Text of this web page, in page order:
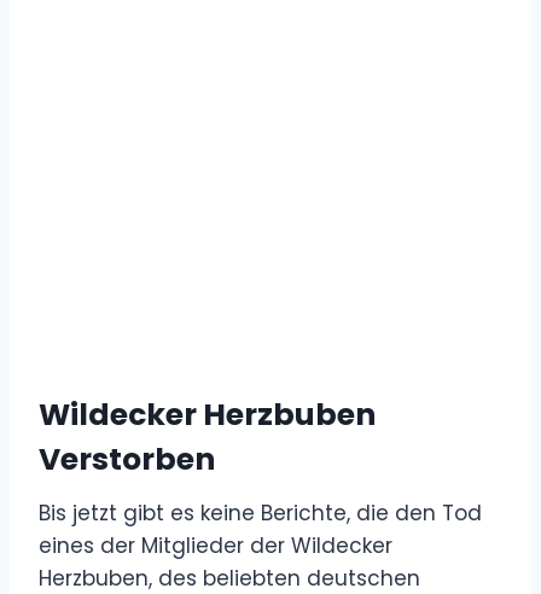
Wildecker Herzbuben
Verstorben
Bis jetzt gibt es keine Berichte, die den Tod
eines der Mitglieder der Wildecker
Herzbuben, des beliebten deutschen